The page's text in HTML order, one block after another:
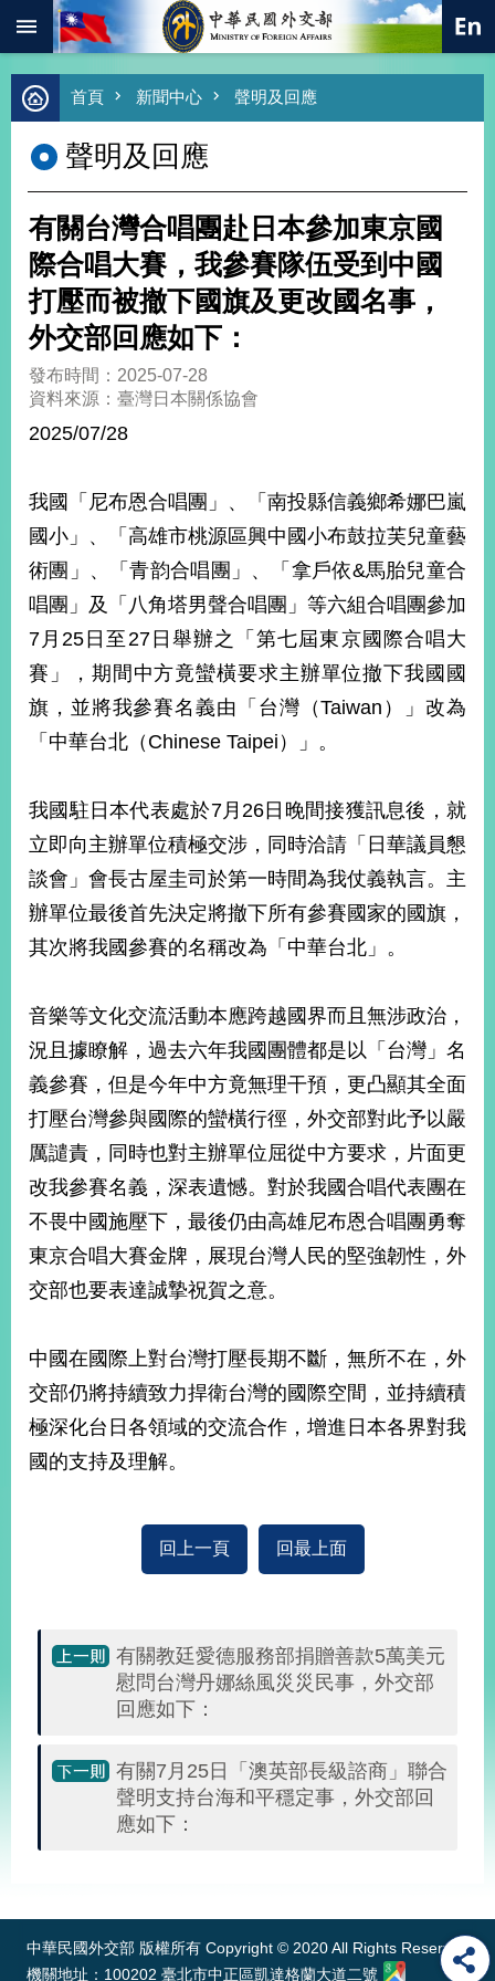
跳到主要內容區塊
進
階
尋
熱
總
合
外
交
價
值
經
濟
日
不
落
國
台
海
平
回
頁
網
站
導
關
於
新
中
心
外
交
資
訊
國
地
國
際
傳
民
站
首頁 新聞中心 聲明及回應
聲明及回應
有關台灣合唱團赴日本參加東京國
際合唱大賽，我參賽隊伍受到中國
打壓而被撤下國旗及更改國名事，
外交部回應如下：
發布時間：2025-07-28
資料來源：臺灣日本關係協會
2025/07/28
我國「尼布恩合唱團」、「南投縣信義鄉希娜巴嵐
國小」、「高雄市桃源區興中國小布鼓拉芙兒童藝
術團」、「青韵合唱團」、「拿戶依&馬胎兒童合
唱團」及「八角塔男聲合唱團」等六組合唱團參加
7月25日至27日舉辦之「第七屆東京國際合唱大
賽」，期間中方竟蠻橫要求主辦單位撤下我國國
旗，並將我參賽名義由「台灣（Taiwan）」改為
「中華台北（Chinese Taipei）」。
我國駐日本代表處於7月26日晚間接獲訊息後，就
立即向主辦單位積極交涉，同時洽請「日華議員懇
談會」會長古屋圭司於第一時間為我仗義執言。主
辦單位最後首先決定將撤下所有參賽國家的國旗，
其次將我國參賽的名稱改為「中華台北」。
音樂等文化交流活動本應跨越國界而且無涉政治，
況且據瞭解，過去六年我國團體都是以「台灣」名
義參賽，但是今年中方竟無理干預，更凸顯其全面
打壓台灣參與國際的蠻橫行徑，外交部對此予以嚴
厲譴責，同時也對主辦單位屈從中方要求，片面更
改我參賽名義，深表遺憾。對於我國合唱代表團在
不畏中國施壓下，最後仍由高雄尼布恩合唱團勇奪
東京合唱大賽金牌，展現台灣人民的堅強韌性，外
交部也要表達誠摯祝賀之意。
中國在國際上對台灣打壓長期不斷，無所不在，外
交部仍將持續致力捍衛台灣的國際空間，並持續積
極深化台日各領域的交流合作，增進日本各界對我
國的支持及理解。
回上一頁 回最上面
有關教廷愛德服務部捐贈善款5萬美元
慰問台灣丹娜絲風災災民事，外交部
回應如下：
有關7月25日「澳英部長級諮商」聯合
聲明支持台海和平穩定事，外交部回
應如下：
中華民國外交部 版權所有 Copyright © 2020 All Rights Reserved
機關地址：100202 臺北市中正區凱達格蘭大道二號